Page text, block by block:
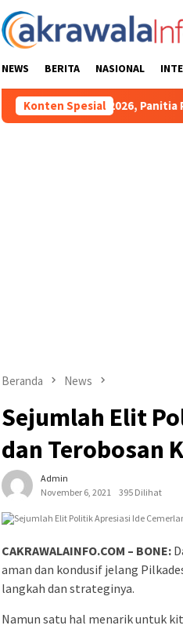
NEWS BERITA NASIONAL
Konten Spesial
Panitia Pelaksana Gelar
Beranda News
Sejumlah Elit
dan Terobosan
Admin
November 6, 2021
395 Dilihat
CAKRAWALAINFO.COM – BONE:
aman dan kondusif jelang
langkah dan strateginya.
Namun satu hal menarik untuk